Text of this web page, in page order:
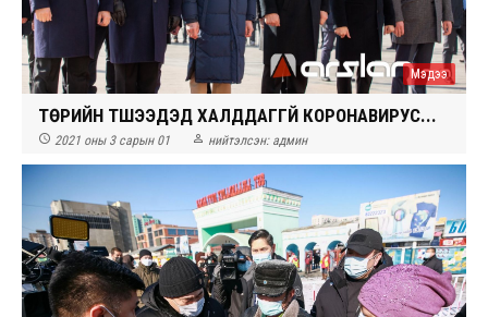
Мэдээ
ТӨРИЙН ТҮШЭЭДЭД ХАЛДДАГГҮЙ КОРОНАВИРУС...
 2021 оны 3 сарын 01  нийтэлсэн: админ